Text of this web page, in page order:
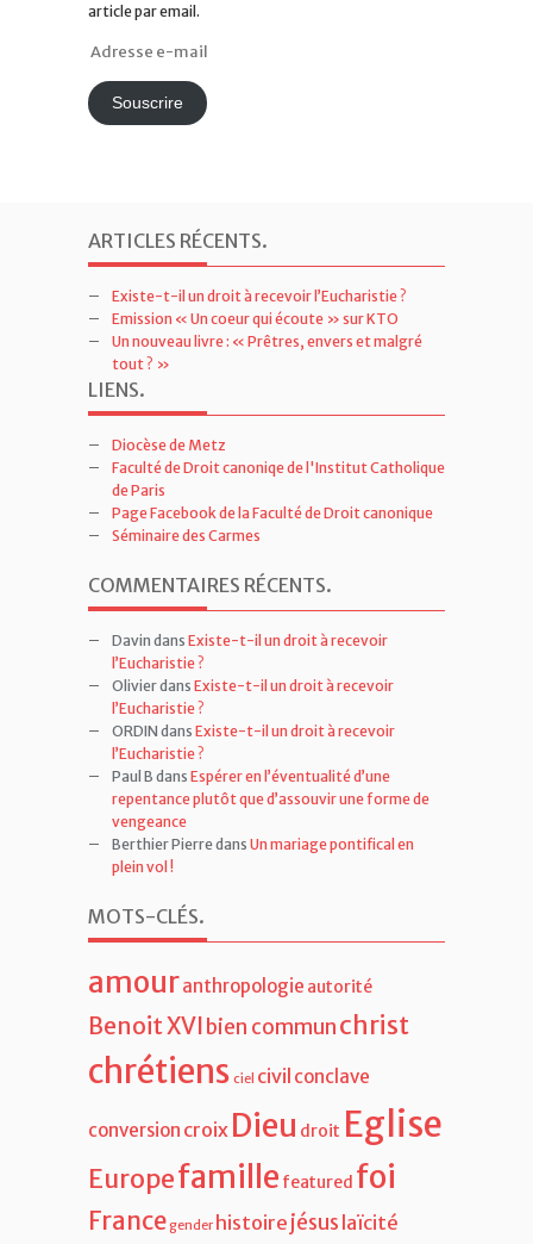
article par email.
Adresse
mailSouscrire
ARTICLES RÉCENTS.
Existe-t-il un droit à recevoir l’Eucharistie ?
Emission « Un coeur qui écoute » sur KTO
Un nouveau livre : « Prêtres, envers et malgré
tout ? »
LIENS.
Diocèse de Metz
Faculté de Droit canoniqe de l'Institut Catholique
de Paris
Page Facebook de la Faculté de Droit canonique
Séminaire des Carmes
COMMENTAIRES RÉCENTS.
Davin dans Existe-t-il un droit à recevoir
l’Eucharistie ?
Olivierdans Existe-t-il un droit à recevoir
l’Eucharistie ?
ORDIN dans Existe-t-il un droit à recevoir
l’Eucharistie ?
Paul B dans Espérer en l’éventualité d’une
repentance plutôt que d’assouvir une forme de
vengeance
Berthier Pierredans Un mariage pontifical en
plein vol !
MOTS-CLÉS.
amouranthropologie autorité
Benoit XVIbien communchrist
chrétiens ciel civil conclave
conversion croix Dieu droit Eglise
Europefamille featured foi
Francegender histoire jésus laïcité